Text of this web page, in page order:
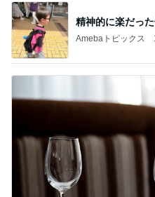
精神的に楽だっ
Amebaトピックス